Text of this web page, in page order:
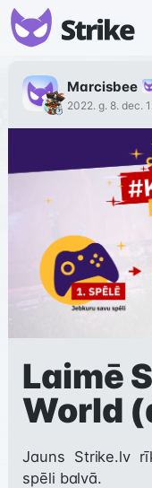
Marcisbee
2022. g. 8. dec.
Laimē
World
Jauns Strike.lv
spēli balvā.